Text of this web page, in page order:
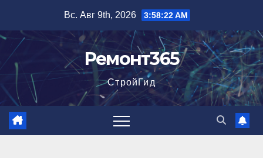
содержимому
Вс. Авг 9th, 2026 3:58:23 AM
Ремонт365
СтройГид